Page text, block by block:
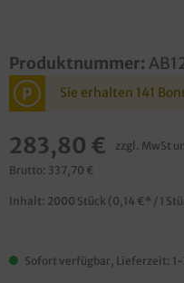
Produktnummer:
P Sie erhalten 141
283,80 € zzgl. MwSt
Brutto: 337,70 €
Inhalt: 2000 Stück (0,14 €* / 1
Sofort verfügbar, Lieferzeit: 1-